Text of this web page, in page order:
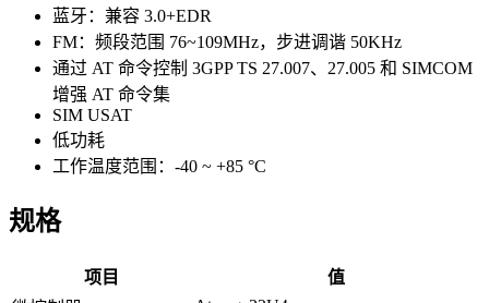
蓝牙：兼容 3.0+EDR
FM：频段范围 76~109MHz，步进调谐 50KHz
通过 AT 命令控制 3GPP TS 27.007、27.005 和 SIMCOM
增强 AT 命令集
SIM USAT
低功耗
工作温度范围：-40 ~ +85 °C
规格
项目
值